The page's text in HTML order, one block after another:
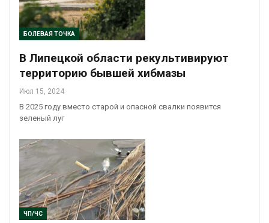
БОЛЕВАЯ ТОЧКА
В Липецкой области рекультивируют
территорию бывшей хибмазы
Июл 15, 2024
В 2025 году вместо старой и опасной свалки появится
зеленый луг
ЧП/ЧС